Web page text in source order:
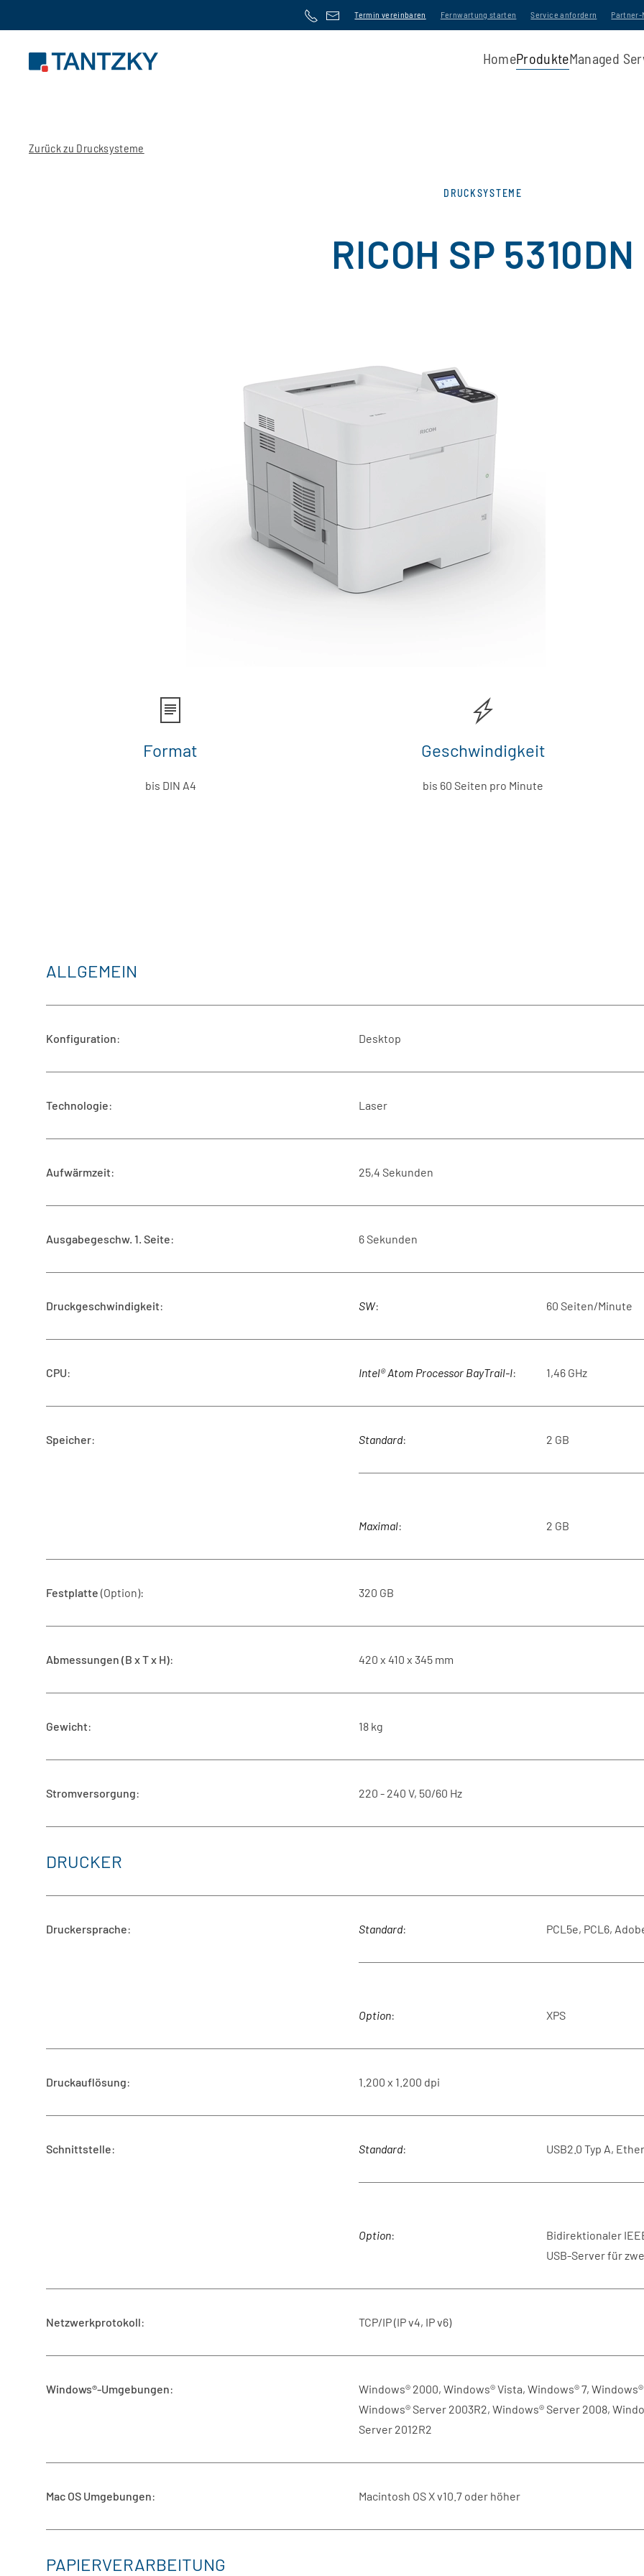
Zum Hauptinhalt springen
Termin vereinbaren Fernwartung starten Service anfordern Partner-
HomeProdukteManaged
Zurück zu Drucksysteme
DRUCKSYSTEME
RICOH SP 5310DN
Format
bis DIN A4
Geschwindigkeit
bis 60 Seiten pro Minute
ALLGEMEIN
Konfiguration: Desktop
Technologie: Laser
Aufwärmzeit: 25,4 Sekunden
Ausgabegeschw. 1. Seite: 6 Sekunden
Druckgeschwindigkeit: SW: 60 Seiten/Minute
CPU: Intel® Atom Processor BayTrail-I: 1,46 GHz
Speicher: Standard: 2 GB
Maximal: 2 GB
Festplatte (Option): 320 GB
Abmessungen (B x T x H): 420 x 410 x 345 mm
Gewicht: 18 kg
Stromversorgung: 220 - 240 V, 50/60 Hz
DRUCKER
Druckersprache: Standard: PCL5e, PCL6,
Option: XPS
Druckauflösung: 1.200 x 1.200 dpi
Schnittstelle: Standard: USB2.0 Typ A,
Option:
Bidirektionaler
USB-Server für
Netzwerkprotokoll: TCP/IP (IP v4, IP v6)
Windows®-Umgebungen:
Windows® 2000, Windows® Vista, Windows® 7,
Windows® Server 2003R2, Windows® Server 2008,
Server 2012R2
Mac OS Umgebungen: Macintosh OS X v10.7 oder höher
PAPIERVERARBEITUNG